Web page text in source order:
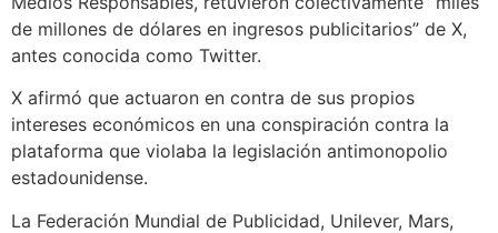
de millones de dólares en ingresos publicitarios” de X,
antes conocida como Twitter.
X afirmó que actuaron en contra de sus propios
intereses económicos en una conspiración contra la
plataforma que violaba la legislación antimonopolio
estadounidense.
La Federación Mundial de Publicidad, Unilever, Mars,